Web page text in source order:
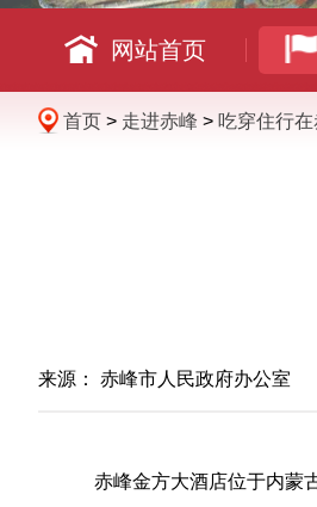
网站首页
首页 > 走进赤峰 > 吃穿住行
来源： 赤峰市人民政府办公室
赤峰金方大酒店位于内蒙古